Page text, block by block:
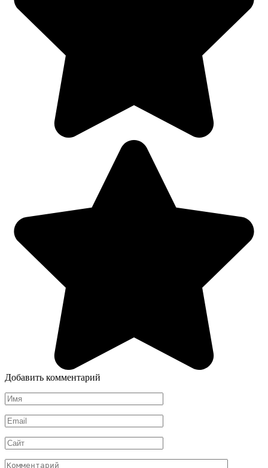
Добавить комментарий
Имя
Email
Сайт
Комментарий